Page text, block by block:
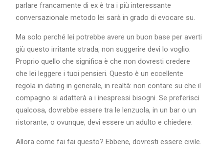
parlare francamente di ex è tra i più interessante
conversazionale metodo lei sarà in grado di evocare su.
Ma solo perché lei potrebbe avere un buon base per averti
giù questo irritante strada, non suggerire devi lo voglio.
Proprio quello che significa è che non dovresti credere
che lei leggere i tuoi pensieri. Questo è un eccellente
regola in dating in generale, in realtà: non contare su che il
compagno si adatterà a i inespressi bisogni. Se preferisci
qualcosa, dovrebbe essere tra le lenzuola, in un bar o un
ristorante, o ovunque, devi essere un adulto e chiedere.
Allora come fai fai questo? Ebbene, dovresti essere civile.